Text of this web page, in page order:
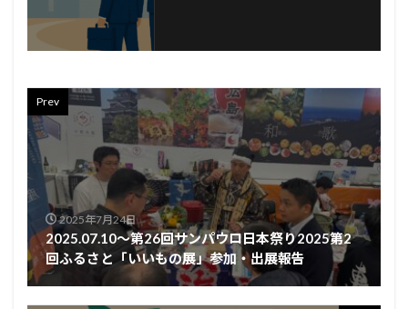
Prev
2025年7月24日
2025.07.10～第26回サンパウロ日本祭り2025第2
回ふるさと「いいもの展」参加・出展報告